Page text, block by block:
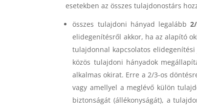
esetekben az összes tulajdonostárs
összes tulajdoni hányad legalább
elidegenítésről akkor, ha az alapító
tulajdonnal kapcsolatos
közös tulajdoni hányadok
alkalmas okirat. Erre a 2/3-os
vagy amellyel a meglévő külön
biztonságát (állékonyságát), a